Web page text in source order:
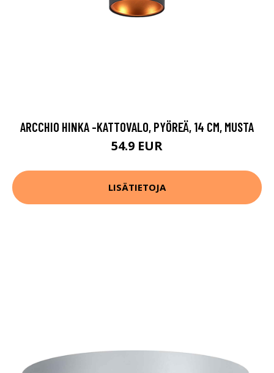
ARCCHIO HINKA -KATTOVALO, PYÖREÄ, 14 CM, MUSTA
54.9 EUR
LISÄTIETOJA